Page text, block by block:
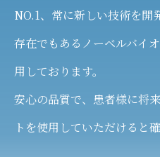
NO.1、常に新しい技術を開
存在でもあるノーベルバイ
用しております。
安心の品質で、患者様に将
トを使用していただけると